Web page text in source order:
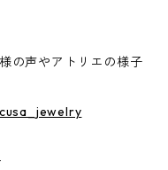
の声やアトリエの様子